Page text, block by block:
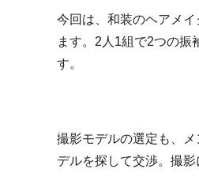
今回は、和装のヘアメ
ます。2人1組で2つの振
す。
撮影モデルの選定も、
デルを探して交渉。撮